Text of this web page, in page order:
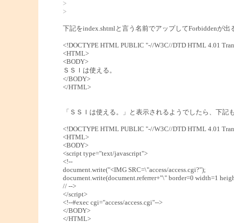
>
>
下記をindex.shtmlと言う名前でアップしてForbiddenが
<!DOCTYPE HTML PUBLIC "-//W3C//DTD HTML 4.01
<HTML>
<BODY>
ＳＳＩは使える。
</BODY>
</HTML>
「ＳＳＩは使える。」と表示されるようでしたら、下記
<!DOCTYPE HTML PUBLIC "-//W3C//DTD HTML 4.01
<HTML>
<BODY>
<script type="text/javascript">
<!--
document.write("<IMG SRC=\"access/access.cgi?");
document.write(document.referrer+"\" border=0 width=1
// -->
</script>
<!--#exec cgi="access/access.cgi"-->
</BODY>
</HTML>